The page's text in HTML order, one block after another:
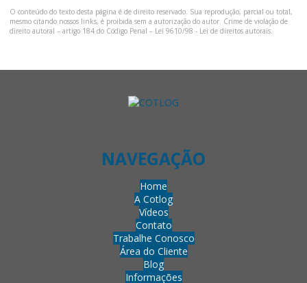
O conteúdo do texto desta página é de direito reservado. Sua reprodução, parcial ou total,
mesmo citando nossos links, é proibida sem a autorização do autor. Crime de violação de
direito autoral – artigo 184 do Código Penal – Lei 9610/98 - Lei de direitos autorais.
NAVEGAÇÃO
Home
A Cotlog
Vídeos
Contato
Trabalhe Conosco
Área do Cliente
Blog
Informações